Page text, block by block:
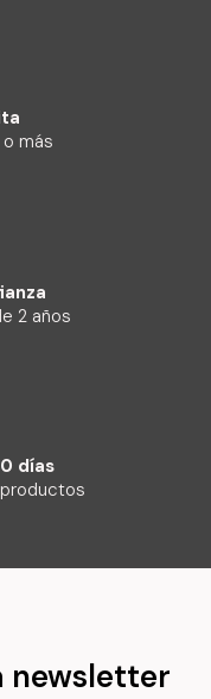
más
2 años
días
newsletter